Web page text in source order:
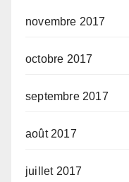
novembre 2017
octobre 2017
septembre 2017
août 2017
juillet 2017